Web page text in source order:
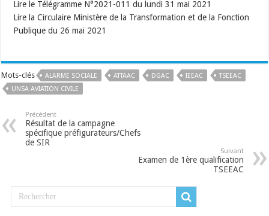
Lire le Télégramme N°2021-011 du lundi 31 mai 2021
Lire la Circulaire Ministère de la Transformation et de la Fonction
Publique du 26 mai 2021
Mots-clés ALARME SOCIALE ATTAAC DGAC IEEAC
TSEEAC
UNSA AVIATION CIVILE
Précédent
Résultat de la campagne
spécifique préfigurateurs/Chefs
de SIR
Suivant
Examen de 1ère qualification
TSEEAC